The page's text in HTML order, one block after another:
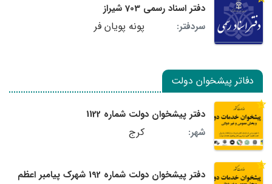
دفتر اسناد رسمی 703 شیراز
سردفتر:
پونه پویان فر
دفاتر پیشخوان دولت
دفتر پیشخوان دولت شماره 1122
شهر:
کرج
دفتر پیشخوان دولت شماره 192 شهرک پیامبر اعظم